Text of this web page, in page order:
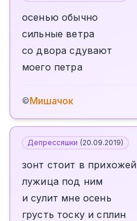
осенью обычно
сильные ветра
со двора сдувают
моего петра
©Мишачок
Депрессяшки (20.09.2019)
зонт стоит в прихожей
лужица под ним
и сулит мне осень
грусть тоску и сплин